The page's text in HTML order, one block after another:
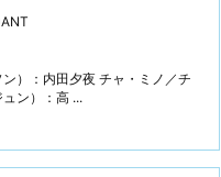
）：内田夕夜 チャ・ミノ／チ
ン）：高 ...